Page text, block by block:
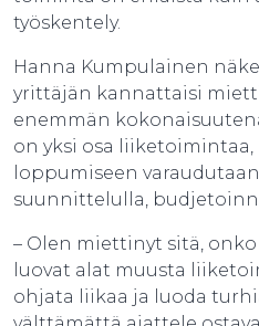
työskentely.
Hanna Kumpulainen
yrittäjän kannattaisi
enemmän
on yksi osa
loppumiseen
suunnittelulla,
– Olen miettinyt sitä,
luovat alat muusta
ohjata liikaa ja luoda